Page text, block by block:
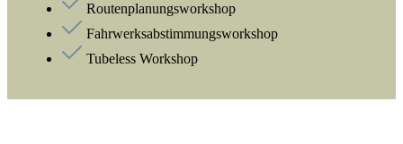
Routenplanungsworkshop
Fahrwerksabstimmungsworkshop
Tubeless Workshop